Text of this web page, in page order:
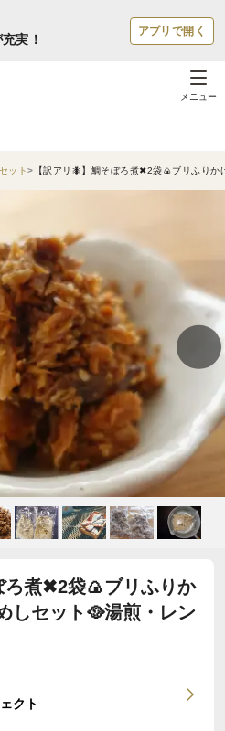
実！
アプリで開く
メニュー
ット 【訳アリ🐜】鯛そぼろ煮✖2袋🍙ブリふり
ろ煮✖2袋🍙ブリふりか
しセット🥘湯煎・レン
クト